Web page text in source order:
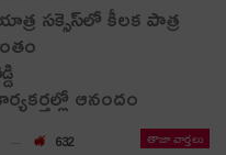
స‌క్సెస్‌లో కీల‌క పాత్ర‌
ఆనందం
తాజా వార్తలు
632